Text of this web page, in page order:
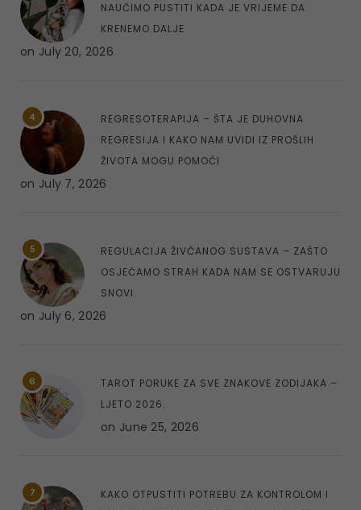
NAUČIMO PUSTITI KADA JE VRIJEME DA
KRENEMO DALJE
on July 20, 2026
4
REGRESOTERAPIJA – ŠTA JE DUHOVNA
REGRESIJA I KAKO NAM UVIDI IZ PROŠLIH
ŽIVOTA MOGU POMOĆI
on July 7, 2026
5
REGULACIJA ŽIVČANOG SUSTAVA – ZAŠTO
OSJEĆAMO STRAH KADA NAM SE OSTVARUJU
SNOVI
on July 6, 2026
6
TAROT PORUKE ZA SVE ZNAKOVE ZODIJAKA –
LJETO 2026.
on June 25, 2026
7
KAKO OTPUSTITI POTREBU ZA KONTROLOM I